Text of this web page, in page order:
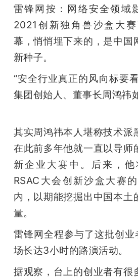
网
开
动
中
心
雷锋网按：网络安全领域
2021创新独角兽沙盒大
幕，悄悄埋下来的，是中国
新种子。
“安全行业真正的风向标要
集团创始人、董事长周鸿祎
其实周鸿祎本人堪称技术派
在此前多年他就一直以导师
新企业大赛中。后来，
RSAC大会创新沙盒大赛
内，以期能挖掘出中国本土
量。
雷锋网全程参与了这批创
场长达3小时的路演活动。
据观察，台上的创业者有很